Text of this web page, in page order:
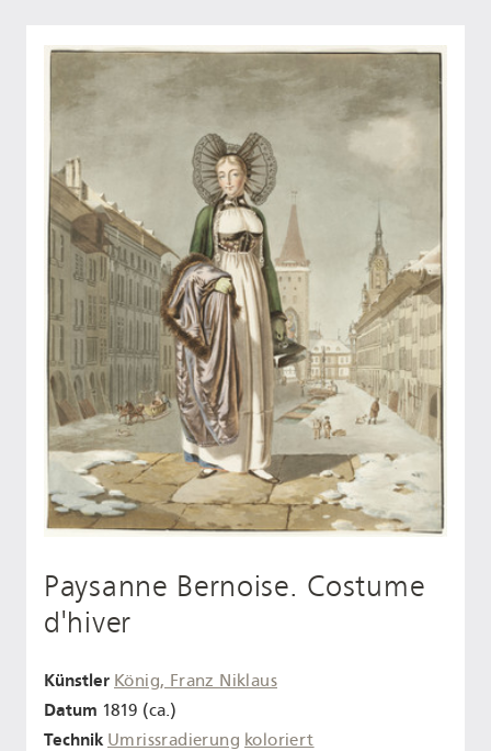
Paysanne Bernoise. Costume
d'hiver
Künstler König, Franz Niklaus
Datum 1819 (ca.)
Technik Umrissradierung koloriert